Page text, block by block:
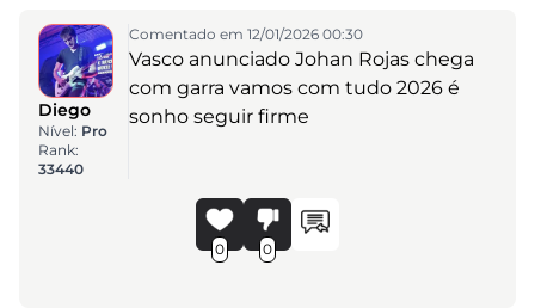
Diego
Nível: Pro
Rank:
33440
Comentado em 12/01/2026 00:30
Vasco anunciado Johan Rojas chega
com garra vamos com tudo 2026 é
sonho seguir firme
0 0